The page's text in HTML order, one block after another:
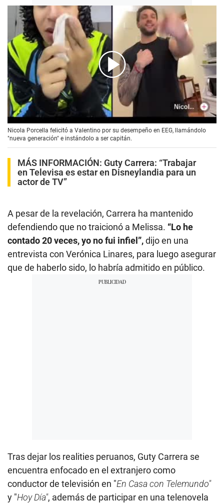
00:00/ 01:12
Nicola Porcella felicitó a Valentino por su desempeño en EEG, llamándolo
"nueva generación" e instándolo a ser capitán.
MÁS INFORMACIÓN: Guty Carrera: “Trabajar
en Televisa es estar en Disneylandia para un
actor de TV”
A pesar de la revelación, Carrera ha mantenido
defendiendo que no traicionó a Melissa. “Lo he
contado 20 veces, yo no fui infiel”,dijo en una
entrevista con Verónica Linares, para luego asegurar
que de haberlo sido, lo habría admitido en público.
Tras dejar los realities peruanos, Guty Carrera se
encuentra enfocado en el extranjero como
conductor de televisión en "En Casa con Telemundo"
y "Hoy Día", además de participar en una telenovela